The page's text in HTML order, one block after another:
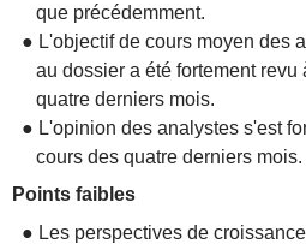
que précédemment.
● L'objectif de cours moyen des
au dossier a été fortement
quatre derniers mois.
● L'opinion des analystes s'est
cours des quatre derniers mois.
Points faibles
● Les perspectives de